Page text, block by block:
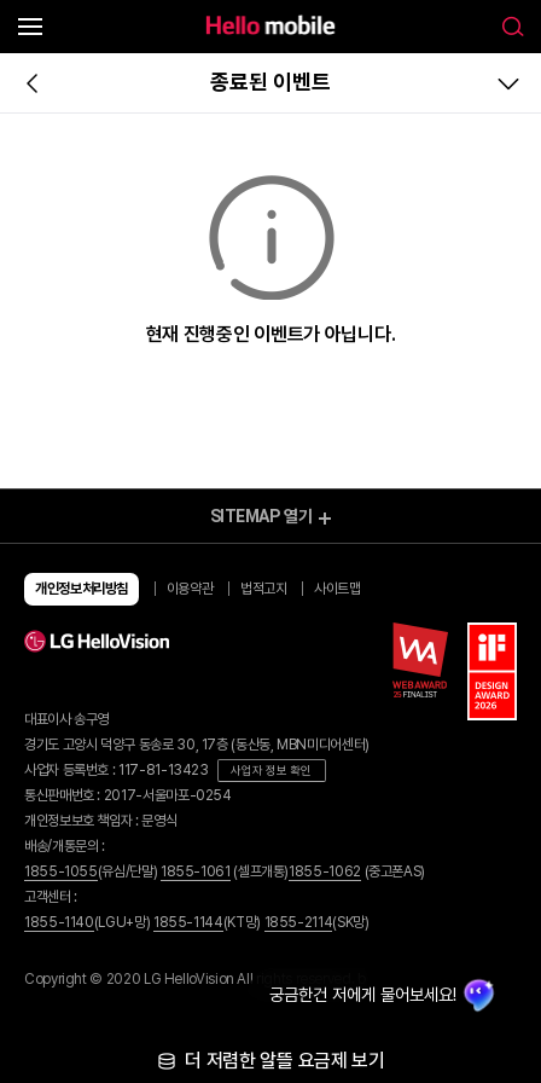
종료된 이벤트
더 저렴한 알뜰 요금제 보기
현재 진행중인 이벤트가 아닙니다.
알뜰요금제
유심/eSIM 요금제
유심구매
번개배송
eSIM 가이드
부가서비스
휴대폰기기
휴대폰 구매
휴대폰 요금제
휴대폰 공시지원금
휴대폰 가이드
부가서비스
셀프개통
유심/eSIM 셀프개통하기
알뜰인터넷
할인카드
헬로모바일 결합
매장찾기
자주찾는 질문
SITEMAP 열기
개인정보처리방침 이용약관 법적고지 사이트맵
대표이사 송구영
경기도 고양시 덕양구 동송로 30, 17층 (동산동, MBN미디어센터)
사업자 등록번호 : 117-81-13423
사업자 정보 확인
통신판매번호 : 2017-서울마포-0254
개인정보보호 책임자 : 문영식
배송/개통문의 :
1855-1055(유심/단말) 1855-1061 (셀프개통)1855-1062 (중고폰AS)
고객센터 :
1855-1140(LGU+망) 1855-1144(KT망) 1855-2114(SK망)
Copyright © 2020 LG HelloVision All rights reserved. b